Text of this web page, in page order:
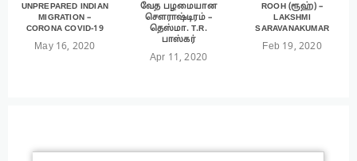
UNPREPARED INDIAN
MIGRATION –
CORONA COVID-19
May 16, 2020
வேத பழமையான
சௌராஷ்டிரம் –
தெஸ்மா. T.R.
பாஸ்கர்
Apr 11, 2020
ROOH (ரூஹ்) –
LAKSHMI
SARAVANAKUMAR
Feb 19, 2020